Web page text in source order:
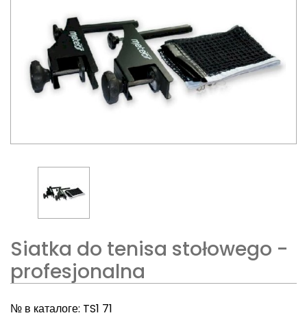
Siatka do tenisa stołowego -
profesjonalna
№ в каталоге: TS1 71